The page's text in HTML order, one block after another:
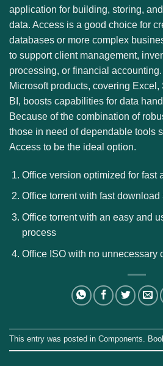
application for building, storing,
data. Access is a good choice for
databases or more complex
to support client management,
processing, or financial
Microsoft products, covering
BI, boosts capabilities for data
Because of the combination of
those in need of dependable tools
Access to be the ideal option.
Office version optimized for fast
Office torrent with fast
Office torrent with an easy and
process
Office ISO with no unnecessary
This entry was posted in Components .